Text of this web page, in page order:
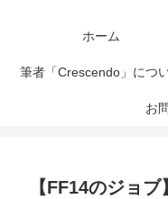
ホーム
筆者「Crescendo」につ
お
【FF14のジョ